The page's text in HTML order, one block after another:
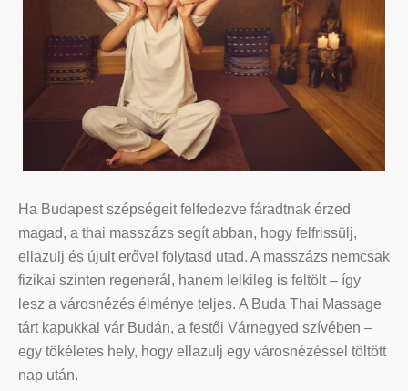
Ha Budapest szépségeit felfedezve fáradtnak érzed
magad, a thai masszázs segít abban, hogy felfrissülj,
ellazulj és újult erővel folytasd utad. A masszázs nemcsak
fizikai szinten regenerál, hanem lelkileg is feltölt – így
lesz a városnézés élménye teljes. A Buda Thai Massage
tárt kapukkal vár Budán, a festői Várnegyed szívében –
egy tökéletes hely, hogy ellazulj egy városnézéssel töltött
nap után.